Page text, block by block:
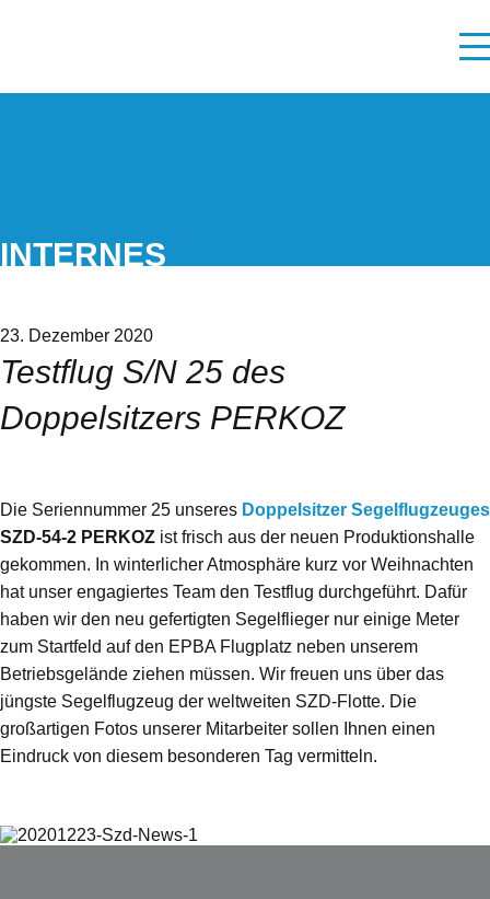
INTERNES
23. Dezember 2020
Testflug S/N 25 des
Doppelsitzers PERKOZ
Die Seriennummer 25 unseres Doppelsitzer Segelflugzeuges
SZD-54-2 PERKOZ ist frisch aus der neuen Produktionshalle
gekommen. In winterlicher Atmosphäre kurz vor Weihnachten
hat unser engagiertes Team den Testflug durchgeführt. Dafür
haben wir den neu gefertigten Segelflieger nur einige Meter
zum Startfeld auf den EPBA Flugplatz neben unserem
Betriebsgelände ziehen müssen. Wir freuen uns über das
jüngste Segelflugzeug der weltweiten SZD-Flotte. Die
großartigen Fotos unserer Mitarbeiter sollen Ihnen einen
Eindruck von diesem besonderen Tag vermitteln.